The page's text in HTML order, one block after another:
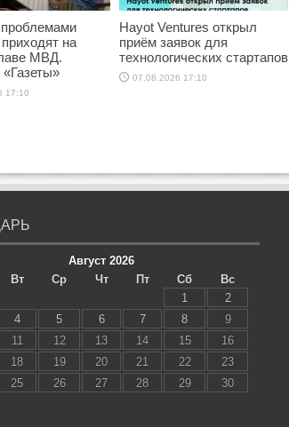
на
МВД.
17:10
Hayot Ventures открыл
приём заявок для
технологических стартапов
07.08.2026 17:10
Август 2026
Вт Ср Чт Пт Сб
Вс
1
2
4 5 6 7 8
9
11 12 13 14 15
16
18 19 20 21 22
23
25 26 27 28 29
30